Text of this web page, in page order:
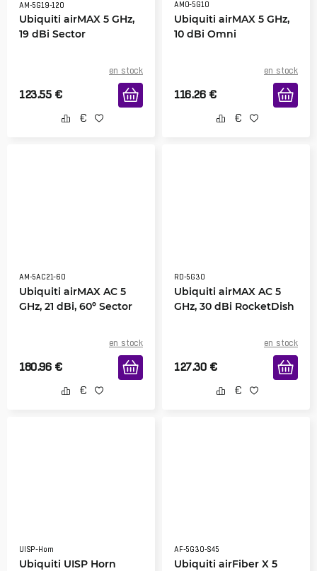
AM-5G19-120
Ubiquiti airMAX 5 GHz,
19 dBi Sector
en stock
123.55 €
AMO-5G10
Ubiquiti airMAX 5 GHz,
10 dBi Omni
en stock
116.26 €
AM-5AC21-60
Ubiquiti airMAX AC 5
GHz, 21 dBi, 60º Sector
en stock
180.96 €
RD-5G30
Ubiquiti airMAX AC 5
GHz, 30 dBi RocketDish
en stock
127.30 €
UISP-Horn
Ubiquiti UISP Horn
AF-5G30-S45
Ubiquiti airFiber X 5